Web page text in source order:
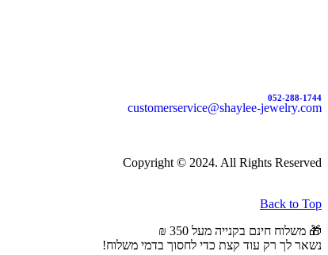
052-288-1744
customerservice@shaylee-jewelry.com
Copyright © 2024. All Rights Reserved
Back to Top
🎁 משלוח חינם בקנייה מעל 350 ₪
נשאר לך רק עוד קצת כדי לחסוך בדמי משלוח!